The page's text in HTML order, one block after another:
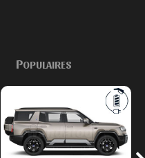
POPULAIRES